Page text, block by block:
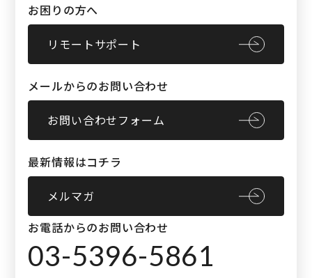
お困りの方へ
リモートサポート
メールからのお問い合わせ
お問い合わせフォーム
最新情報はコチラ
メルマガ
お電話からのお問い合わせ
03-5396-5861